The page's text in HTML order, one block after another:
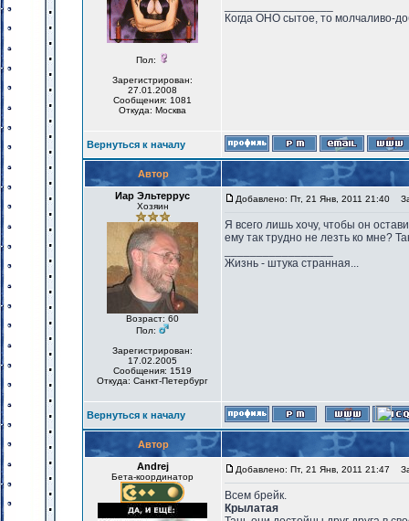
Пол:
Зарегистрирован:
27.01.2008
Сообщения: 1081
Откуда: Москва
Когда ОНО сытое, то молчаливо-
Вернуться к началу
Автор
Иар Эльтеррус
Хозяин
Возраст: 60
Пол:
Зарегистрирован:
17.02.2005
Сообщения: 1519
Откуда: Санкт-Петербург
Добавлено: Пт, 21 Янв, 2011 21:40
Я всего лишь хочу, чтобы он
ему так трудно не лезть ко мне?
Жизнь - штука странная...
Вернуться к началу
Автор
Andrej
Бета-координатор
Добавлено: Пт, 21 Янв, 2011 21:47
Всем брейк.
Крылатая